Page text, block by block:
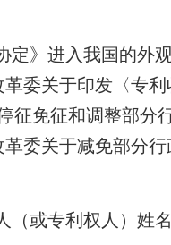
定》进入我国的外
委关于印发〈专
征免征和调整部分
委关于减免部分
（或专利权人）姓